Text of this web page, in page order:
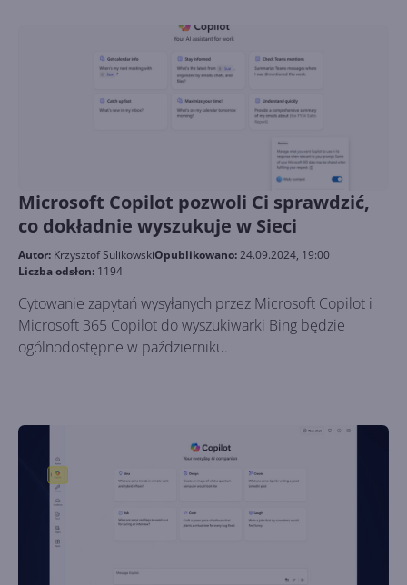
Microsoft Copilot pozwoli Ci sprawdzić,
co dokładnie wyszukuje w Sieci
Autor: Krzysztof SulikowskiOpublikowano:24.09.2024, 19:00
Liczba odsłon: 1194
Cytowanie zapytań wysyłanych przez Microsoft Copilot i
Microsoft 365 Copilot do wyszukiwarki Bing będzie
ogólnodostępne w październiku.